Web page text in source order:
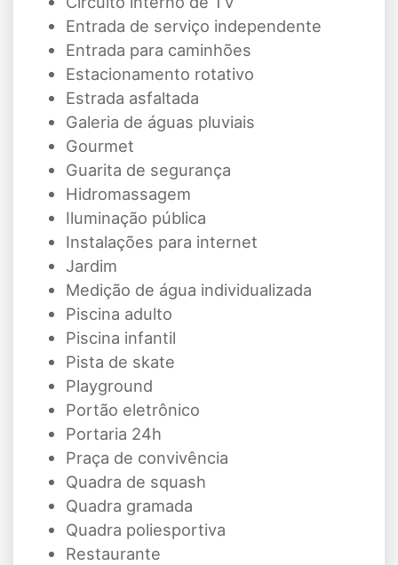
Entrada de serviço independente
Entrada para caminhões
Estacionamento rotativo
Estrada asfaltada
Galeria de águas pluviais
Gourmet
Guarita de segurança
Hidromassagem
Iluminação pública
Instalações para internet
Jardim
Medição de água individualizada
Piscina adulto
Piscina infantil
Pista de skate
Playground
Portão eletrônico
Portaria 24h
Praça de convivência
Quadra de squash
Quadra gramada
Quadra poliesportiva
Restaurante